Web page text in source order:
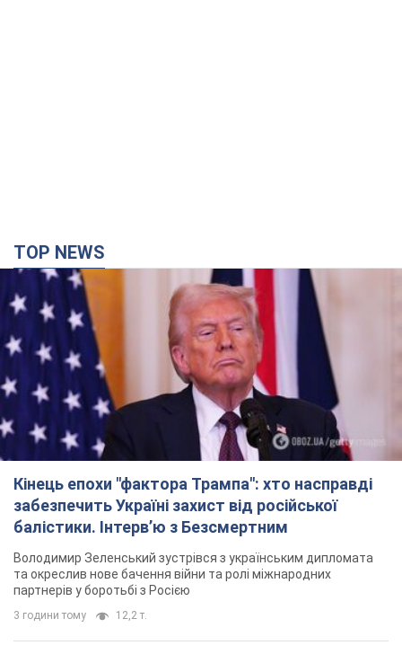
TOP NEWS
Кінець епохи "фактора Трампа": хто насправді
забезпечить Україні захист від російської
балістики. Інтерв’ю з Безсмертним
Володимир Зеленський зустрівся з українським дипломата
та окреслив нове бачення війни та ролі міжнародних
партнерів у боротьбі з Росією
3 години тому 12,2 т.